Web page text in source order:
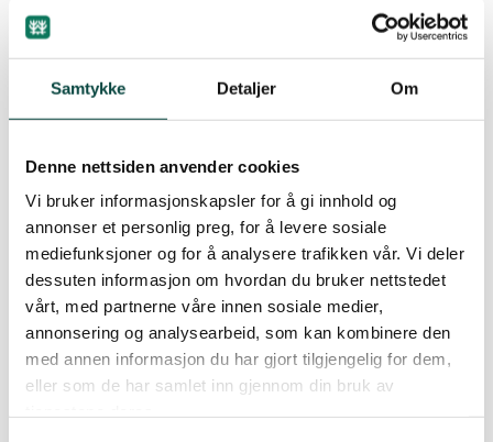
Samtykke Detaljer Om
Denne nettsiden anvender cookies
Vi bruker informasjonskapsler for å gi innhold og
annonser et personlig preg, for å levere sosiale
mediefunksjoner og for å analysere trafikken vår. Vi deler
dessuten informasjon om hvordan du bruker nettstedet
vårt, med partnerne våre innen sosiale medier,
annonsering og analysearbeid, som kan kombinere den
med annen informasjon du har gjort tilgjengelig for dem,
eller som de har samlet inn gjennom din bruk av
diskutert og vedteke, Arnstein Vestre frå
Greenpeace fortalte om ankerunden i
Bøuym frå Hordaland Natur og Ungdom heldt ein
Klimaopprøret 14. mars.
Eit nytt fylkesstyre vart samrøystes vedteke, og
Gabriel Fliflet held fram som leiar. Med seg i styret
får han Knut Espelid som også vart attvalt, Tone
Salomonsen, som har vore aktiv i
Naturmangfaldsgruppa i ei årrekke, Tonje Sæther
som leiar Naturvernstudentane på UiB, i tillegg til
Tom Skauge, Ingvild Johnsen og Hallvard
Birkeland som ikkje var på val. Årsmøtet valte